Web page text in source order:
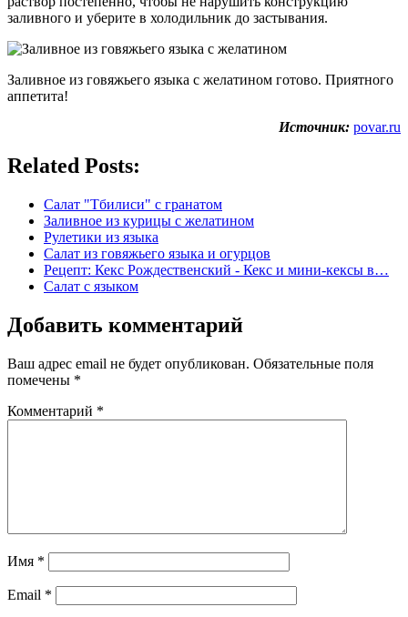
заливного и уберите в холодильник до застывания.
Заливное из говяжьего языка с желатином готово. Приятного
аппетита!
Источник: povar.ru
Related Posts:
Салат "Тбилиси" с гранатом
Заливное из курицы с желатином
Рулетики из языка
Салат из говяжьего языка и огурцов
Рецепт: Кекс Рождественский - Кекс и мини-кексы в…
Салат с языком
Добавить комментарий
Ваш адрес email не будет опубликован. Обязательные поля
помечены *
Комментарий *
Имя *
Email *